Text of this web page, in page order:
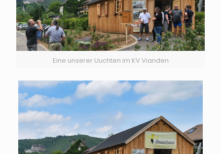
Eine unserer Uuchten im KV Vianden